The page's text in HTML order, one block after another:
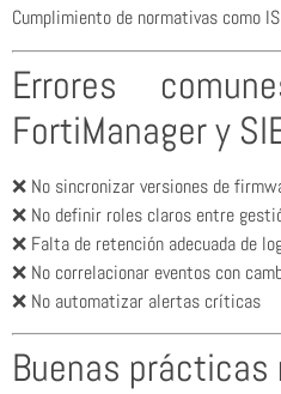
Cumplimiento de normativas como
Errores
FortiManager y
❌ No sincronizar versiones de
❌ No definir roles claros entre
❌ Falta de retención adecuada de
❌ No correlacionar eventos con
❌ No automatizar alertas críticas
Buenas prácticas